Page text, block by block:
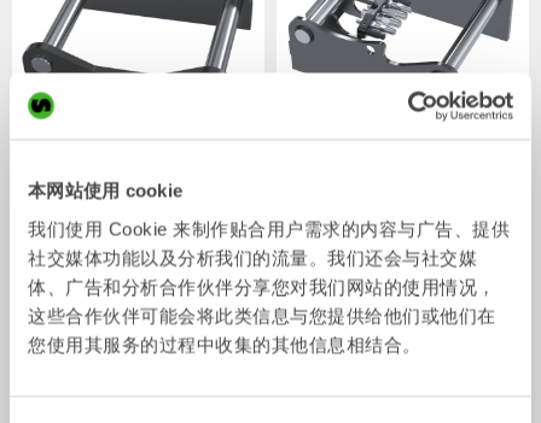
本网站使用 cookie
我们使用 Cookie 来制作贴合用户需求的内容与广告、提供
社交媒体功能以及分析我们的流量。我们还会与社交媒
体、广告和分析合作伙伴分享您对我们网站的使用情况，
这些合作伙伴可能会将此类信息与您提供给他们或他们在
您使用其服务的过程中收集的其他信息相结合。
适配器